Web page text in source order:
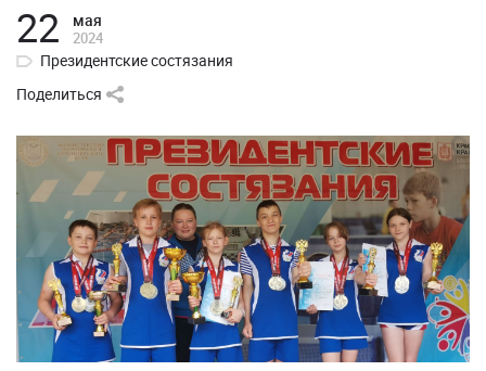
22 мая
2024
Президентские состязания
Поделиться